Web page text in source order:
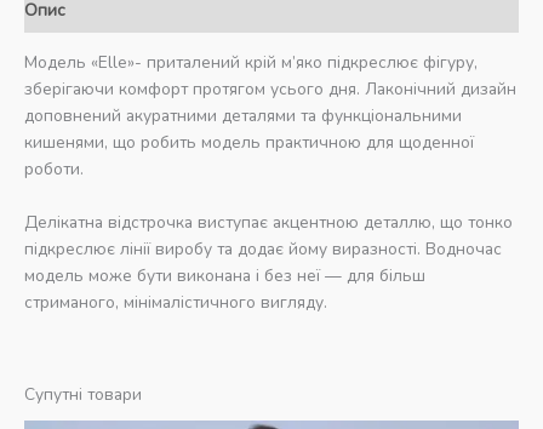
Опис
Модель «Elle»- приталений крій м’яко підкреслює фігуру,
зберігаючи комфорт протягом усього дня. Лаконічний дизайн
доповнений акуратними деталями та функціональними
кишенями, що робить модель практичною для щоденної
роботи.
Делікатна відстрочка виступає акцентною деталлю, що тонко
підкреслює лінії виробу та додає йому виразності. Водночас
модель може бути виконана і без неї — для більш
стриманого, мінімалістичного вигляду.
Супутні товари